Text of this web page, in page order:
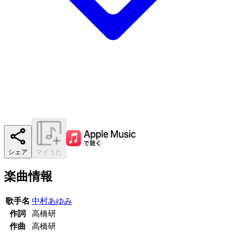
シェア マイうた
楽曲情報
歌手名 中村あゆみ
作詞
高橋研
作曲
高橋研